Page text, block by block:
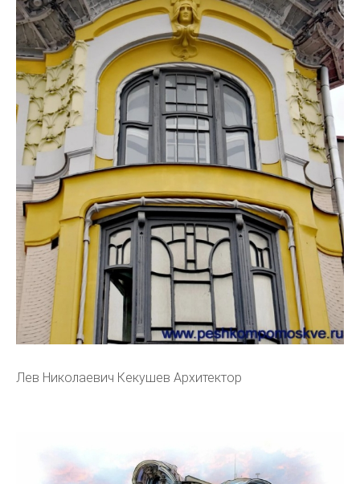
Лев Николаевич Кекушев Архитектор